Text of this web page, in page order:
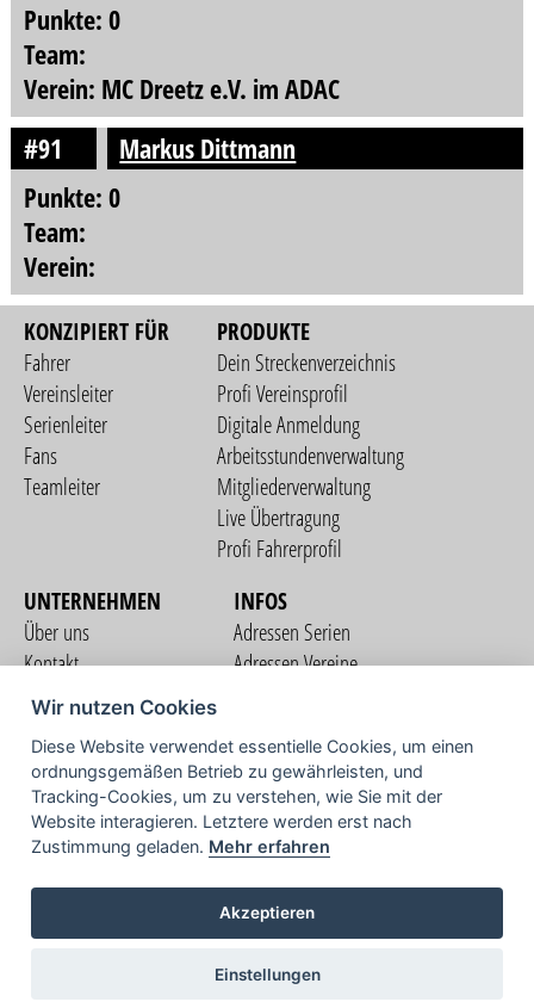
Punkte: 0
Team:
Verein: MC Dreetz e.V. im ADAC
#91
Markus Dittmann
Punkte: 0
Team:
Verein:
KONZIPIERT FÜR
Fahrer
Vereinsleiter
Serienleiter
Fans
Teamleiter
PRODUKTE
Dein Streckenverzeichnis
Profi Vereinsprofil
Digitale Anmeldung
Arbeitsstundenverwaltung
Mitgliederverwaltung
Live Übertragung
Profi Fahrerprofil
UNTERNEHMEN
Über uns
Kontakt
Nutzungsbedingungen
Datenschutzerklärung
Impressum
INFOS
Adressen Serien
Adressen Vereine
COMMUNITY
TV
Wir nutzen Cookies
Diese Website verwendet essentielle Cookies, um einen
ordnungsgemäßen Betrieb zu gewährleisten, und
Tracking-Cookies, um zu verstehen, wie Sie mit der
Website interagieren. Letztere werden erst nach
Zustimmung geladen. Mehr erfahren
Akzeptieren
Einstellungen